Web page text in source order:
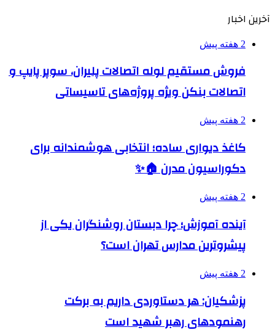
آخرین اخبار
2 هفته پیش
فروش مستقیم لوله اتصالات پلیران، سوپر پایپ و
اتصالات بنکن ویژه پروژه‌های تاسیساتی
2 هفته پیش
کاغذ دیواری ساده؛ انتخابی هوشمندانه برای
دکوراسیون مدرن 🏠✨
2 هفته پیش
آینده آموزش؛ چرا دبستان روشنگران یکی از
پیشروترین مدارس تهران است؟
2 هفته پیش
پزشکیان: هر دستاوردی داریم به برکت
رهنمودهای رهبر شهید است